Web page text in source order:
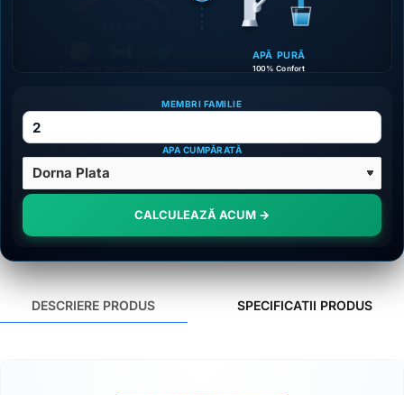
APĂ PURĂ
100% Confort
MEMBRI FAMILIE
APA CUMPĂRATĂ
CALCULEAZĂ ACUM →
DESCRIERE PRODUS SPECIFICATII PRODUS